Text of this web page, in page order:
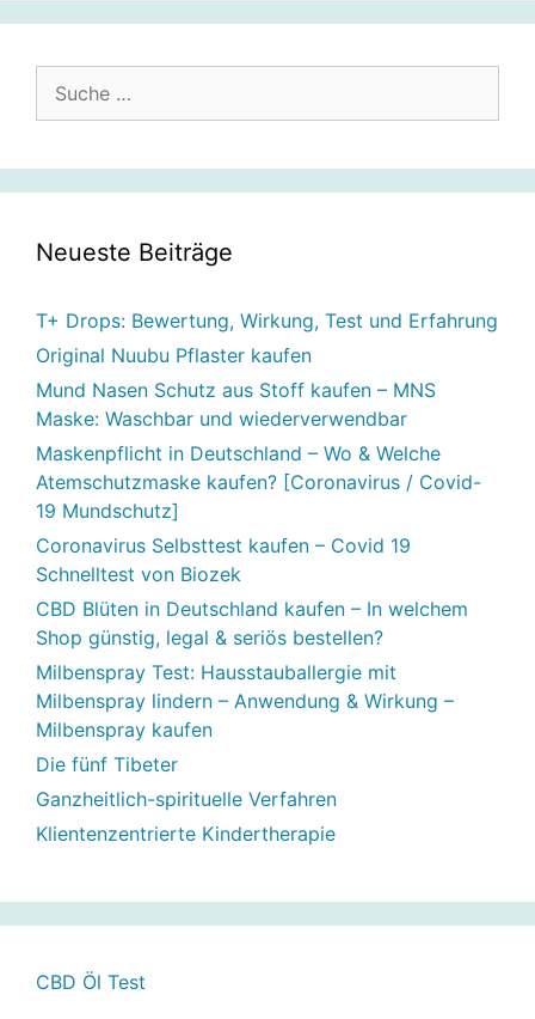
nach:
Neueste Beiträge
T+ Drops: Bewertung, Wirkung, Test und Erfahrung
Original Nuubu Pflaster kaufen
Mund Nasen Schutz aus Stoff kaufen – MNS
Maske: Waschbar und wiederverwendbar
Maskenpflicht in Deutschland – Wo & Welche
Atemschutzmaske kaufen? [Coronavirus / Covid-
19 Mundschutz]
Coronavirus Selbsttest kaufen – Covid 19
Schnelltest von Biozek
CBD Blüten in Deutschland kaufen – In welchem
Shop günstig, legal & seriös bestellen?
Milbenspray Test: Hausstauballergie mit
Milbenspray lindern – Anwendung & Wirkung –
Milbenspray kaufen
Die fünf Tibeter
Ganzheitlich-spirituelle Verfahren
Klientenzentrierte Kindertherapie
CBD Öl Test